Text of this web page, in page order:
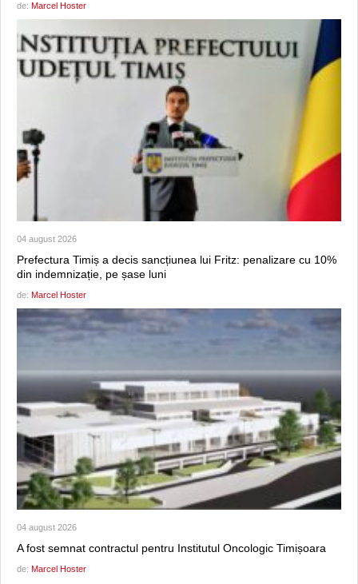
de: Marcel Hoster
04 august 2026
Prefectura Timiș a decis sancțiunea lui Fritz: penalizare cu 10%
din indemnizație, pe șase luni
de: Marcel Hoster
04 august 2026
A fost semnat contractul pentru Institutul Oncologic Timișoara
de: Marcel Hoster